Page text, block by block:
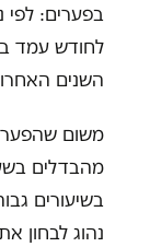
בפערים:
השנים
משום שהפער
מהבדלים
בשיעורים
נהוג לבחון